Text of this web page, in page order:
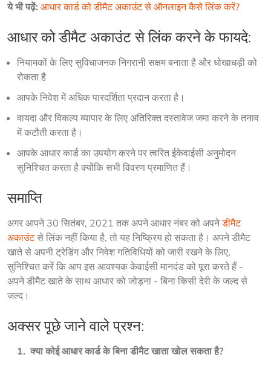
ये भी पढ़ें: आधार कार्ड को डीमैट अकाउंट से ऑनलाइन कैसे लिंक करें?
आधार को डीमैट अकाउंट से लिंक करने के फायदे:
नियामकों के लिए सुविधाजनक निगरानी सक्षम बनाता है और धोखाधड़ी को
रोकता है
आपके निवेश में अधिक पारदर्शिता प्रदान करता है।
वायदा और विकल्प व्यापार के लिए अतिरिक्त दस्तावेज जमा करने के तनाव
में कटौती करता है।
आपके आधार कार्ड का उपयोग करने पर त्वरित ईकेवाईसी अनुमोदन
सुनिश्चित करता है क्योंकि सभी विवरण प्रमाणित हैं।
समाप्ति
अगर आपने 30 सितंबर, 2021 तक अपने आधार नंबर को अपने डीमैट
अकाउंट से लिंक नहीं किया है, तो यह निष्क्रिय हो सकता है। अपने डीमैट
खाते से अपनी ट्रेडिंग और निवेश गतिविधियों को जारी रखने के लिए,
सुनिश्चित करें कि आप इस आवश्यक केवाईसी मानदंड को पूरा करते हैं -
अपने डीमैट खाते के साथ आधार को जोड़ना - बिना किसी देरी के जल्द से
जल्द।
अक्सर पूछे जाने वाले प्रश्न:
1.  क्या कोई आधार कार्ड के बिना डीमैट खाता खोल सकता है?